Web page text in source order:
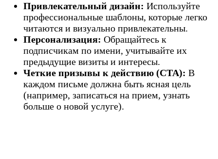
Привлекательный дизайн: Используйте
профессиональные шаблоны, которые легко
читаются и визуально привлекательны.
Персонализация: Обращайтесь к
подписчикам по имени, учитывайте их
предыдущие визиты и интересы.
Четкие призывы к действию (CTA): В
каждом письме должна быть ясная цель
(например, записаться на прием, узнать
больше о новой услуге).